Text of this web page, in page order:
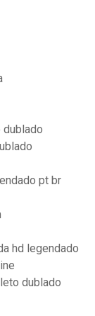
dublado
pt br
hd legendado
dublado